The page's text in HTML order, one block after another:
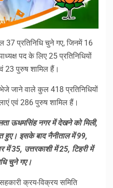
37 प्रतिनिधि चुने गए, जिनमें 16
पद के लिए 25 प्रतिनिधियों
23 पुरुष शामिल हैं।
जाने वाले कुल 418 प्रतिनिधियों
एवं 286 पुरुष शामिल हैं।
ऊधमसिंह नगर में देखने को मिली,
हुए। इसके बाद नैनीताल में 99,
में 35, उत्तरकाशी में 25, टिहरी में
चुने गए।
क्रय-विक्रय समिति